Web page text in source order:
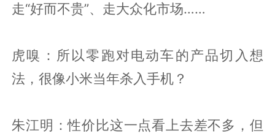
走“好而不贵”、走大众化市场……
虎嗅：所以零跑对电动车的产品切入想
法，很像小米当年杀入手机？
朱江明：性价比这一点看上去差不多，但